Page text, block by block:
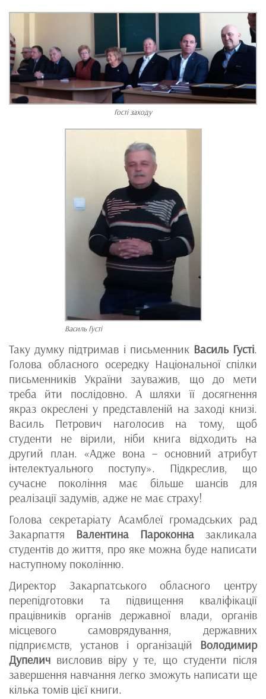
Гості заходу
Василь Густі
Таку думку підтримав і письменник Василь Густі.
Голова обласного осередку Національної спілки
письменників України зауважив, що до мети
треба йти послідовно. А шляхи її досягнення
якраз окреслені у представленій на заході книзі.
Василь Петрович наголосив на тому, щоб
студенти не вірили, ніби книга відходить на
другий план. «Адже вона – основний атрибут
інтелектуального поступу». Підкреслив, що
сучасне покоління має більше шансів для
реалізації задумів, адже не має страху!
Голова секретаріату Асамблеї громадських рад
Закарпаття Валентина Пароконна закликала
студентів до життя, про яке можна буде написати
наступному поколінню.
Директор Закарпатського обласного центру
перепідготовки та підвищення кваліфікації
працівників органів державної влади, органів
місцевого самоврядування, державних
підприємств, установ і організацій Володимир
Дупелич висловив віру у те, що студенти після
завершення навчання легко зможуть написати ще
кілька томів цієї книги.